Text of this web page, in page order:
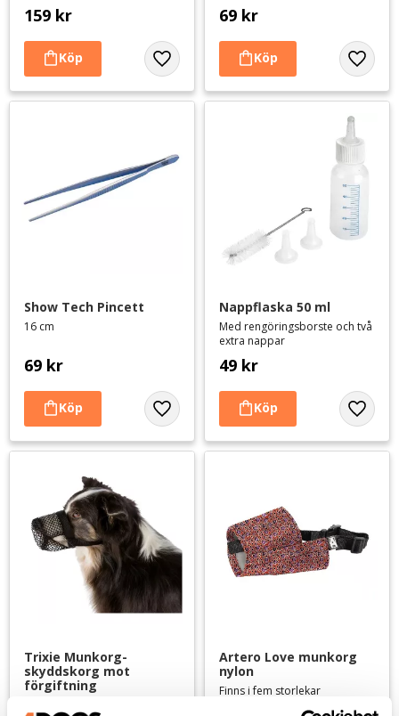
159 kr
Lägg till i favoriter
69 kr
Lägg
Show Tech Pincett
16 cm
69 kr
Lägg till i favoriter
Nappflaska 50 ml
Med rengöringsborste och två
extra nappar
49 kr
Lägg
Trixie Munkorg-
skyddskorg mot
förgiftning
Artero Love munkorg
nylon
Finns i fem storlekar